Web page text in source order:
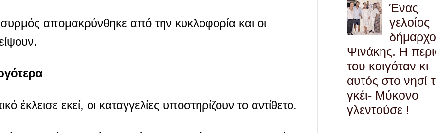
απομακρύνθηκε από την κυκλοφορία και οι
έκλεισε εκεί, οι καταγγελίες υποστηρίζουν το αντίθετο.
Ένας
γελοίος
Ψινάκης. Η
του καιγόταν κι
αυτός στο νησί
γκέι- Μύκονο
γλεντούσε !